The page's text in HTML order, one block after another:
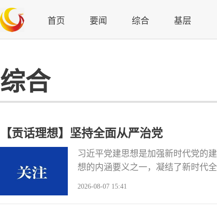
首页 要闻 综合 基层
综合
【贡话理想】坚持全面从严治党
习近平党建思想是加强新时代党的
想的内涵要义之一，凝结了新时代
2026-08-07 15:41